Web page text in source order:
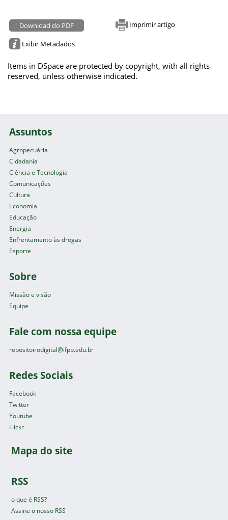
Download do PDF Imprimir artigo
Exibir Metadados
Items in DSpace are protected by copyright, with all rights
reserved, unless otherwise indicated.
Assuntos
Agropecuária
Cidadania
Ciência e Tecnologia
Comunicações
Cultura
Economia
Educação
Energia
Enfrentamento às drogas
Esporte
Sobre
Missão e visão
Equipe
Fale com nossa equipe
repositoriodigital@ifpb.edu.br
Redes Sociais
Facebook
Twitter
Youtube
Flickr
Mapa do site
RSS
o que é RSS?
Assine o nosso RSS